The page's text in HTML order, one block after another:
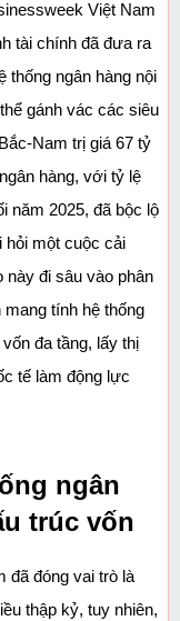
Việt Nam
tài chính đã đưa ra
thống ngân hàng nội
gánh vác các siêu
Nam trị giá 67 tỷ
hàng, với tỷ lệ
năm 2025, đã bộc lộ
hỏi một cuộc cải
này đi sâu vào phân
tính hệ thống
đa tầng, lấy thị
tế làm động lực
ngân
trúc vốn
đã đóng vai trò là
thập kỷ, tuy nhiên,